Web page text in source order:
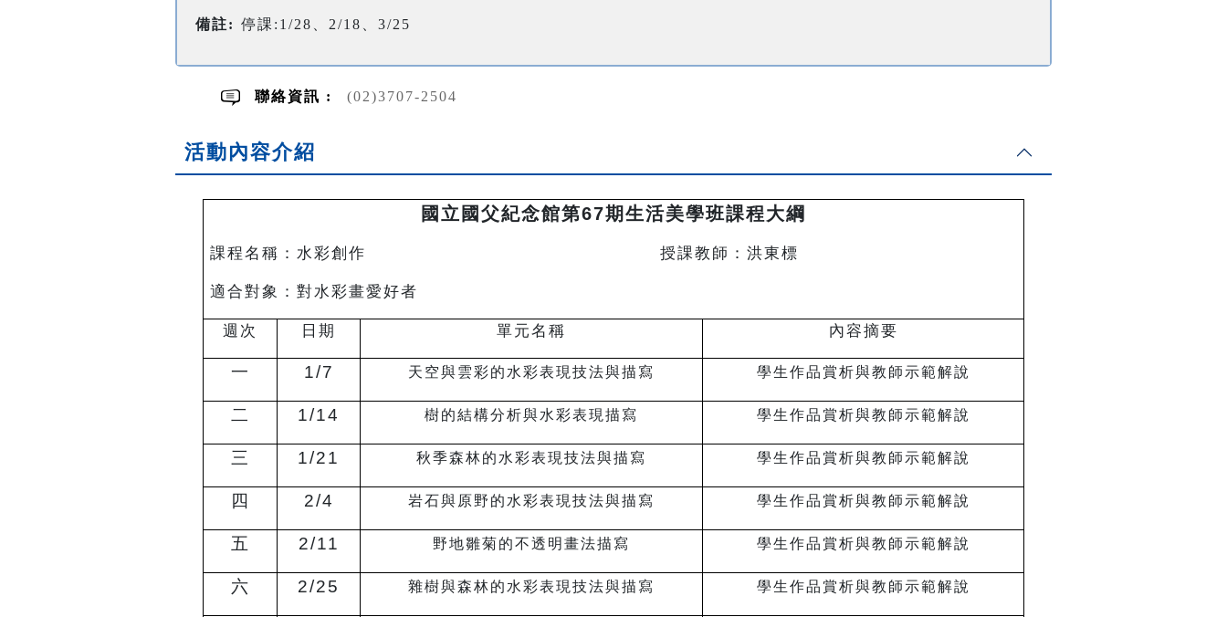
備註: 停課:1/28、2/18、3/25
聯絡資訊 : (02)3707-2504
活動內容介紹
國立國父紀念館第67期生活美學班課程大綱
課程名稱：水彩創作 授課教師：洪東標
適合對象：對水彩畫愛好者
週次 日期 單元名稱 內容摘要
一 1/7 天空與雲彩的水彩表現技法與描寫 學生作品賞析與教師示範解說
二 1/14 樹的結構分析與水彩表現描寫 學生作品賞析與教師示範解說
三 1/21 秋季森林的水彩表現技法與描寫 學生作品賞析與教師示範解說
四 2/4 岩石與原野的水彩表現技法與描寫 學生作品賞析與教師示範解說
五 2/11 野地雛菊的不透明畫法描寫 學生作品賞析與教師示範解說
六 2/25 雜樹與森林的水彩表現技法與描寫 學生作品賞析與教師示範解說